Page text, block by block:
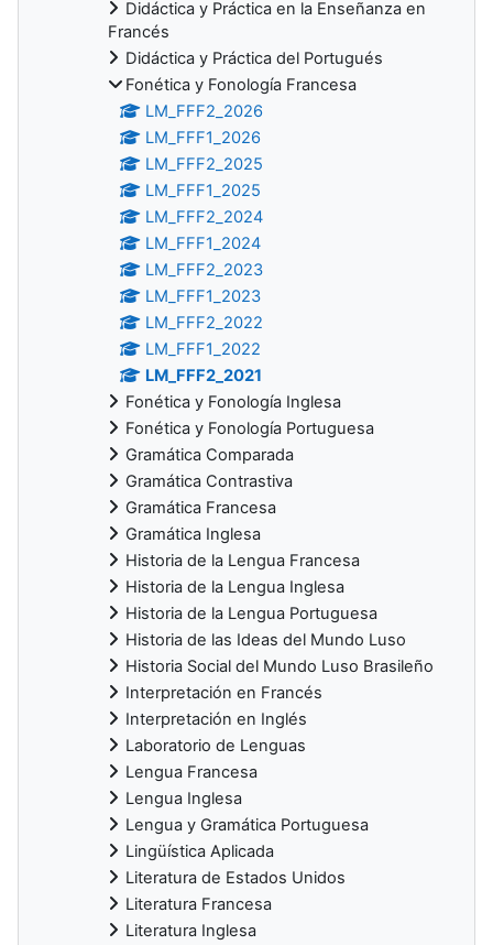
Didáctica y Práctica en la Enseñanza en
Francés
Didáctica y Práctica del Portugués
Fonética y Fonología Francesa
LM_FFF2_2026
LM_FFF1_2026
LM_FFF2_2025
LM_FFF1_2025
LM_FFF2_2024
LM_FFF1_2024
LM_FFF2_2023
LM_FFF1_2023
LM_FFF2_2022
LM_FFF1_2022
LM_FFF2_2021
Fonética y Fonología Inglesa
Fonética y Fonología Portuguesa
Gramática Comparada
Gramática Contrastiva
Gramática Francesa
Gramática Inglesa
Historia de la Lengua Francesa
Historia de la Lengua Inglesa
Historia de la Lengua Portuguesa
Historia de las Ideas del Mundo Luso
Historia Social del Mundo Luso Brasileño
Interpretación en Francés
Interpretación en Inglés
Laboratorio de Lenguas
Lengua Francesa
Lengua Inglesa
Lengua y Gramática Portuguesa
Lingüística Aplicada
Literatura de Estados Unidos
Literatura Francesa
Literatura Inglesa